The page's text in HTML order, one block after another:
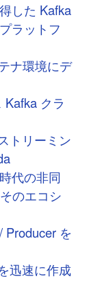
した Kafka
ラットフ
ナ環境にデ
クラ
トリーミン
代の非同
のエコシ
Producer を
迅速に作成